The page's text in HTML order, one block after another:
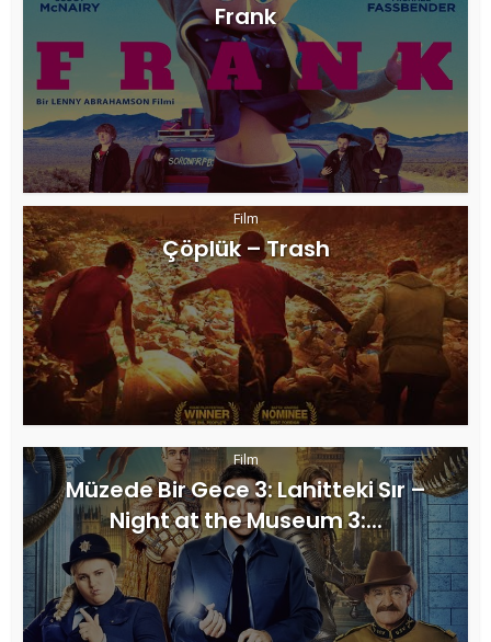
Frank
Film
Çöplük – Trash
Film
Müzede Bir Gece 3: Lahitteki Sır –
Night at the Museum 3:...